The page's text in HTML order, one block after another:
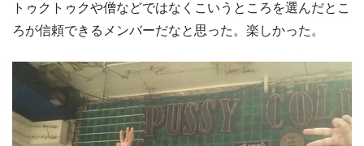
トゥクトゥクや僧などではなくこいうところを選んだとこ
ろが信頼できるメンバーだなと思った。楽しかった。